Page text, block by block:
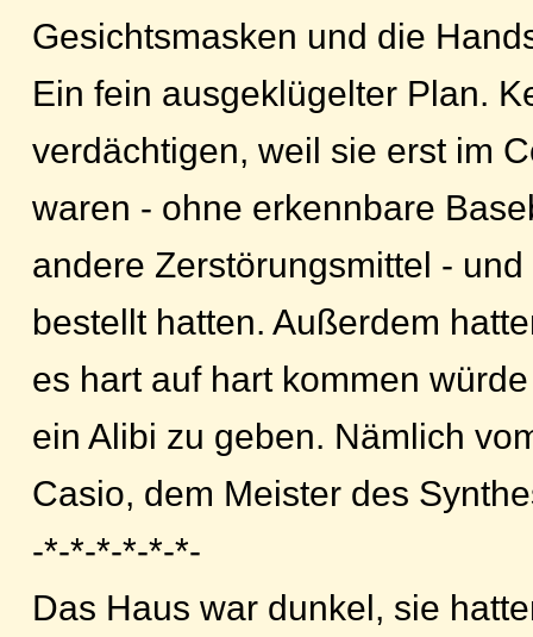
Gesichtsmasken und die
Ein fein ausgeklügelter Plan.
verdächtigen, weil sie erst im
waren - ohne erkennbare
andere Zerstörungsmittel -
bestellt hatten. Außerdem
es hart auf hart kommen
ein Alibi zu geben. Nämlich
Casio, dem Meister des
-*-*-*-*-*-*-
Das Haus war dunkel, sie